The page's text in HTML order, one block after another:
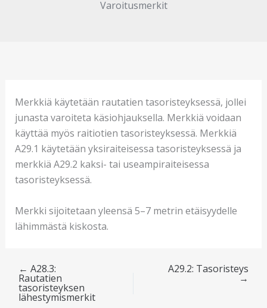
Varoitusmerkit
Merkkiä käytetään rautatien tasoristeyksessä, jollei
junasta varoiteta käsiohjauksella. Merkkiä voidaan
käyttää myös raitiotien tasoristeyksessä. Merkkiä
A29.1 käytetään yksiraiteisessa tasoristeyksessä ja
merkkiä A29.2 kaksi- tai useampiraiteisessa
tasoristeyksessä.
Merkki sijoitetaan yleensä 5–7 metrin etäisyydelle
lähimmästä kiskosta.
← A28.3:
Rautatien
tasoristeyksen
lähestymismerkit
A29.2: Tasoristeys
→